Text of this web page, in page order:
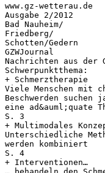
www.gz-wetterau.de
Ausgabe 2/2012
Bad Nauheim/
Friedberg/
Schotten/Gedern
GZWJournal
Nachrichten aus der
Schwerpunktthema:
+ Schmerztherapie
Viele Menschen mit
Beschwerden suchen
eine ad&auml;quate
S. 3
+ Multimodales
Unterschiedliche
werden kombiniert
S. 4
+ Interventionen…